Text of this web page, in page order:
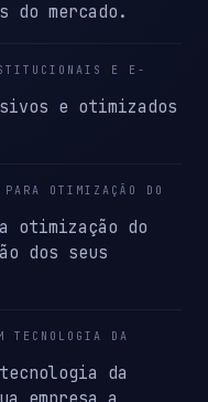
do mercado.
E E-
e otimizados
OTIMIZAÇÃO DO
otimização do
dos seus
TECNOLOGIA DA
da